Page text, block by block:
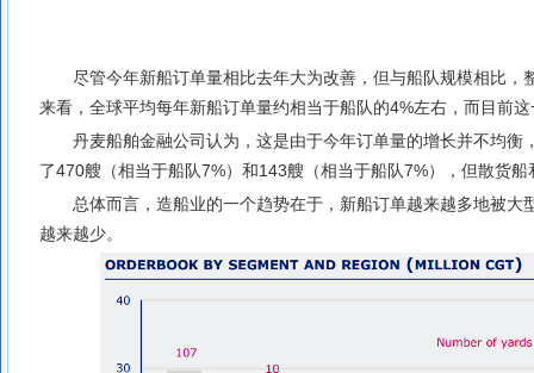
尽管今年新船订单量相比去年大为改善，但与船队规模相比
来看，全球平均每年新船订单量约相当于船队的4%左右，而目前
丹麦船舶金融公司认为，这是由于今年订单量的增长并不均衡
了470艘（相当于船队7%）和143艘（相当于船队7%），但散货
总体而言，造船业的一个趋势在于，新船订单越来越多地被
越来越少。